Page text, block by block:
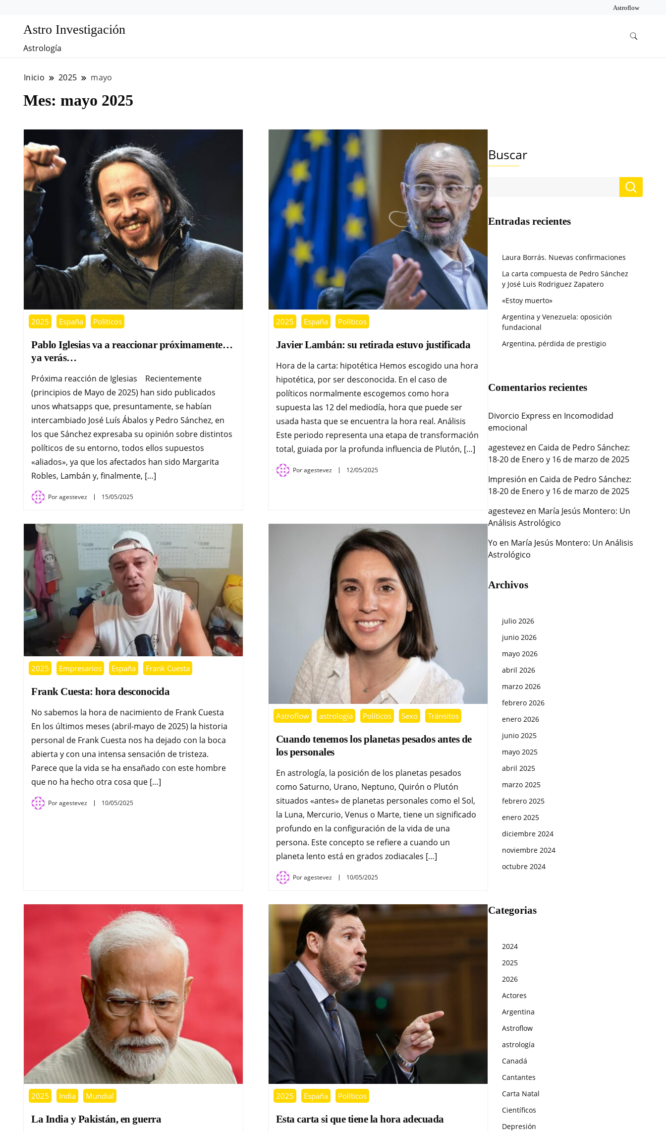
Astroflow
Astro Investigación
Astrología
Inicio 2025 mayo
Mes: mayo 2025
2025 España Políticos
Pablo Iglesias va a reaccionar próximamente…
ya verás…
Próxima reacción de Iglesias Recientemente
(principios de Mayo de 2025) han sido publicados
unos whatsapps que, presuntamente, se habían
intercambiado José Luís Ábalos y Pedro Sánchez, en
los que Sánchez expresaba su opinión sobre distintos
políticos de su entorno, todos ellos supuestos
«aliados», ya que los afectados han sido Margarita
Robles, Lambán y, finalmente, […]
Poragestevez 15/05/2025
2025 España Políticos
Javier Lambán: su retirada estuvo justificada
Hora de la carta: hipotética Hemos escogido una hora
hipotética, por ser desconocida. En el caso de
políticos normalmente escogemos como hora
supuesta las 12 del mediodía, hora que puede ser
usada hasta que se encuentra la hora real. Análisis
Este periodo representa una etapa de transformación
total, guiada por la profunda influencia de Plutón, […]
Poragestevez 12/05/2025
2025 Empresarios España Frank Cuesta
Frank Cuesta: hora desconocida
No sabemos la hora de nacimiento de Frank Cuesta
En los últimos meses (abril-mayo de 2025) la historia
personal de Frank Cuesta nos ha dejado con la boca
abierta y con una intensa sensación de tristeza.
Parece que la vida se ha ensañado con este hombre
que no ha hecho otra cosa que […]
Poragestevez 10/05/2025
Astroflow astrología Políticos Sexo Tránsitos
Cuando tenemos los planetas pesados antes de
los personales
En astrología, la posición de los planetas pesados
como Saturno, Urano, Neptuno, Quirón o Plutón
situados «antes» de planetas personales como el Sol,
la Luna, Mercurio, Venus o Marte, tiene un significado
profundo en la configuración de la vida de una
persona. Este concepto se refiere a cuando un
planeta lento está en grados zodiacales […]
Poragestevez 10/05/2025
2025 India Mundial
La India y Pakistán, en guerra
2025 España Políticos
Esta carta si que tiene la hora adecuada
Buscar
Entradas recientes
Laura Borrás. Nuevas confirmaciones
La carta compuesta de Pedro Sánchez
y José Luis Rodriguez Zapatero
«Estoy muerto»
Argentina y Venezuela: oposición
fundacional
Argentina, pérdida de prestigio
Comentarios recientes
Divorcio Express en Incomodidad
emocional
agestevezen Caida de Pedro Sánchez:
18-20 de Enero y 16 de marzo de 2025
Impresión en Caida de Pedro Sánchez:
18-20 de Enero y 16 de marzo de 2025
agestevezen María Jesús Montero: Un
Análisis Astrológico
Yo en María Jesús Montero: Un Análisis
Astrológico
Archivos
julio 2026
junio 2026
mayo 2026
abril 2026
marzo 2026
febrero 2026
enero 2026
junio 2025
mayo 2025
abril 2025
marzo 2025
febrero 2025
enero 2025
diciembre 2024
noviembre 2024
octubre 2024
Categorias
2024
2025
2026
Actores
Argentina
Astroflow
astrología
Canadá
Cantantes
Carta Natal
Científicos
Depresión